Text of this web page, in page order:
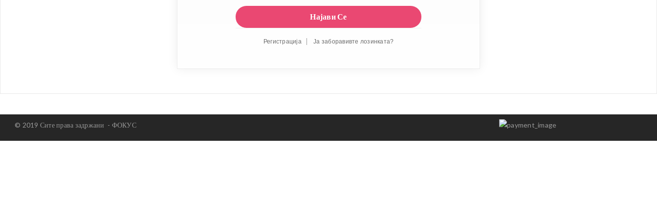
Регистрација Ја заборавивте лозинката?
© 2019 Сите права задржани - ФОКУС